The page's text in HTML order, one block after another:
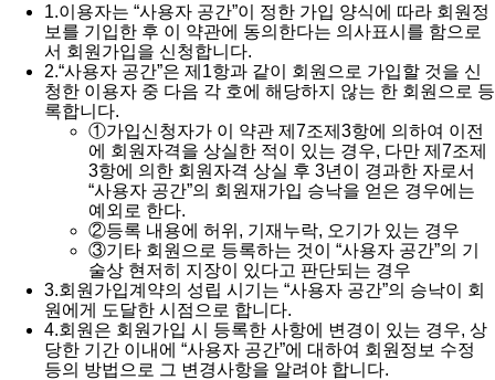
1.이용자는 “사용자 공간”이 정한 가입 양식에 따라 회원정
보를 기입한 후 이 약관에 동의한다는 의사표시를 함으로
서 회원가입을 신청합니다.
2.“사용자 공간”은 제1항과 같이 회원으로 가입할 것을 신
청한 이용자 중 다음 각 호에 해당하지 않는 한 회원으로 등
록합니다.
①가입신청자가 이 약관 제7조제3항에 의하여 이전
에 회원자격을 상실한 적이 있는 경우, 다만 제7조제
3항에 의한 회원자격 상실 후 3년이 경과한 자로서
“사용자 공간”의 회원재가입 승낙을 얻은 경우에는
예외로 한다.
②등록 내용에 허위, 기재누락, 오기가 있는 경우
③기타 회원으로 등록하는 것이 “사용자 공간”의 기
술상 현저히 지장이 있다고 판단되는 경우
3.회원가입계약의 성립 시기는 “사용자 공간”의 승낙이 회
원에게 도달한 시점으로 합니다.
4.회원은 회원가입 시 등록한 사항에 변경이 있는 경우, 상
당한 기간 이내에 “사용자 공간”에 대하여 회원정보 수정
등의 방법으로 그 변경사항을 알려야 합니다.